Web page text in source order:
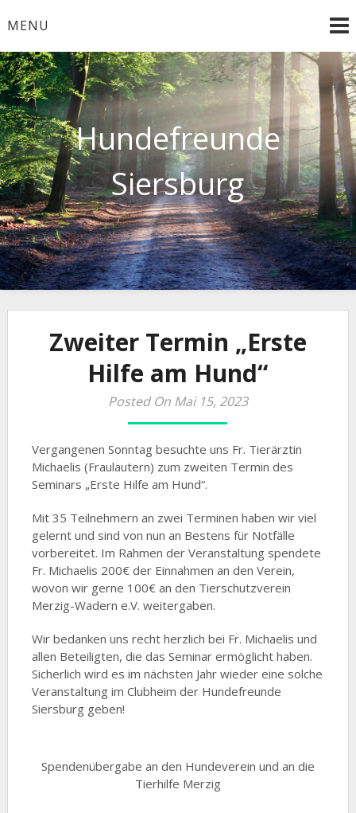
toMENU
Hundefreunde
Siersburg
Zweiter Termin „Erste
Hilfe am Hund“
Posted On Mai 15, 2023
Vergangenen Sonntag besuchte uns Fr. Tierärztin
Michaelis (Fraulautern) zum zweiten Termin des
Seminars „Erste Hilfe am Hund“.
Mit 35 Teilnehmern an zwei Terminen haben wir viel
gelernt und sind von nun an Bestens für Notfälle
vorbereitet. Im Rahmen der Veranstaltung spendete
Fr. Michaelis 200€ der Einnahmen an den Verein,
wovon wir gerne 100€ an den Tierschutzverein
Merzig-Wadern e.V. weitergaben.
Wir bedanken uns recht herzlich bei Fr. Michaelis und
allen Beteiligten, die das Seminar ermöglicht haben.
Sicherlich wird es im nächsten Jahr wieder eine solche
Veranstaltung im Clubheim der Hundefreunde
Siersburg geben!
Spendenübergabe an den Hundeverein und an die
Tierhilfe Merzig